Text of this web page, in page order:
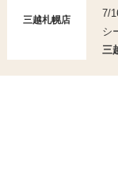
三越札幌店
7/
シ
三